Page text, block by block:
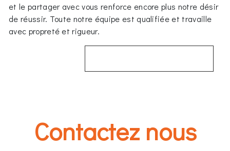
et le partager avec vous renforce encore plus notre désir
de réussir. Toute notre équipe est qualifiée et travaille
avec propreté et rigueur.
Contactez nous